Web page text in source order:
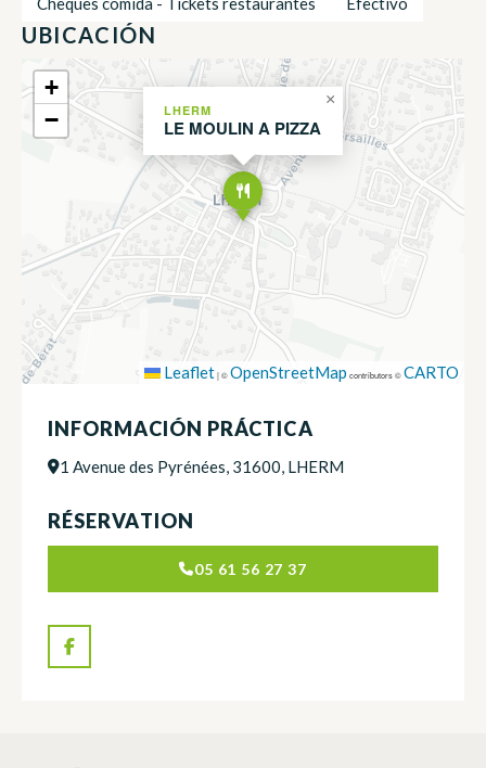
UBICACIÓN
LHERM
LE MOULIN A PIZZA
×
+
−
Leaflet|©OpenStreetMap contributors ©CARTO
INFORMACIÓN PRÁCTICA
1 Avenue des Pyrénées, 31600, LHERM
RÉSERVATION
05 61 56 27 37